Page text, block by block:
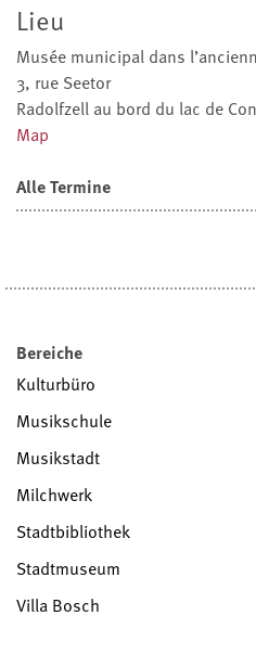
Lieu
Musée municipal dans
3, rue Seetor
Radolfzell au bord du lac de
Map
Alle Termine
Bereiche
Kulturbüro
Musikschule
Musikstadt
Milchwerk
Stadtbibliothek
Stadtmuseum
Villa Bosch